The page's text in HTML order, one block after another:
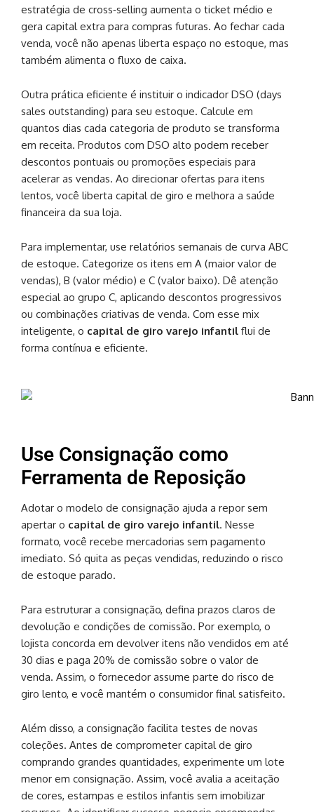
estratégia de cross‑selling aumenta o ticket médio e
gera capital extra para compras futuras. Ao fechar cada
venda, você não apenas liberta espaço no estoque, mas
também alimenta o fluxo de caixa.
Outra prática eficiente é instituir o indicador DSO (days
sales outstanding) para seu estoque. Calcule em
quantos dias cada categoria de produto se transforma
em receita. Produtos com DSO alto podem receber
descontos pontuais ou promoções especiais para
acelerar as vendas. Ao direcionar ofertas para itens
lentos, você liberta capital de giro e melhora a saúde
financeira da sua loja.
Para implementar, use relatórios semanais de curva ABC
de estoque. Categorize os itens em A (maior valor de
vendas), B (valor médio) e C (valor baixo). Dê atenção
especial ao grupo C, aplicando descontos progressivos
ou combinações criativas de venda. Com esse mix
inteligente, o capital de giro varejo infantil flui de
forma contínua e eficiente.
Use Consignação como
Ferramenta de Reposição
Adotar o modelo de consignação ajuda a repor sem
apertar o capital de giro varejo infantil. Nesse
formato, você recebe mercadorias sem pagamento
imediato. Só quita as peças vendidas, reduzindo o risco
de estoque parado.
Para estruturar a consignação, defina prazos claros de
devolução e condições de comissão. Por exemplo, o
lojista concorda em devolver itens não vendidos em até
30 dias e paga 20% de comissão sobre o valor de
venda. Assim, o fornecedor assume parte do risco de
giro lento, e você mantém o consumidor final satisfeito.
Além disso, a consignação facilita testes de novas
coleções. Antes de comprometer capital de giro
comprando grandes quantidades, experimente um lote
menor em consignação. Assim, você avalia a aceitação
de cores, estampas e estilos infantis sem imobilizar